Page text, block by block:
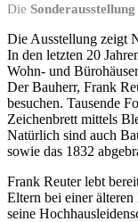
Die
Die Ausstellung zeigt
In den letzten 20
Wohn- und
Der Bauherr, Frank
besuchen. Tausende
Zeichenbrett mittels
Natürlich sind auch
sowie das 1832
Frank Reuter lebt
Eltern bei einer
seine